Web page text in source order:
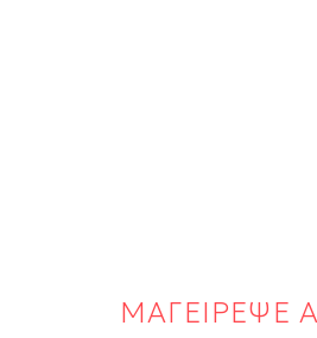
ΜΑΓΕΙΡΕΨΕ